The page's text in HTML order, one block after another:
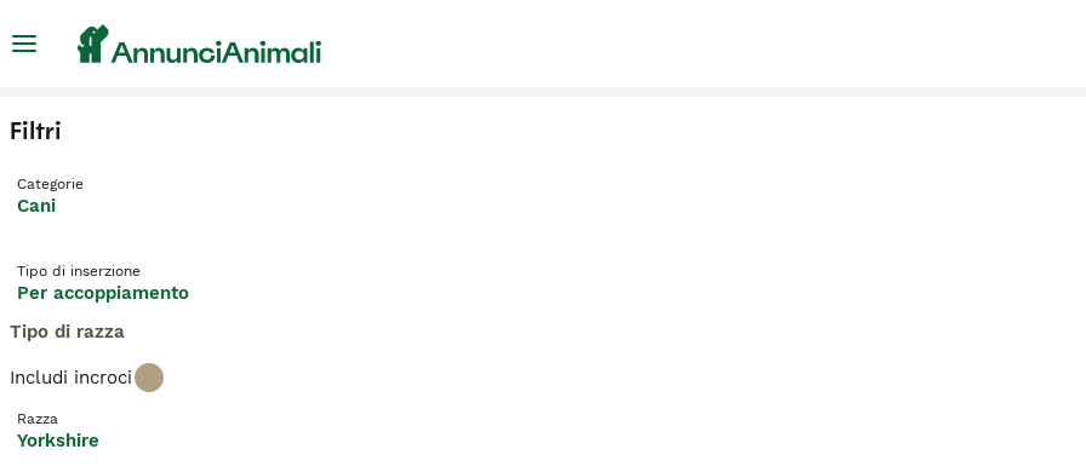
Filtri
Categorie
Cani
Tipo di inserzione
Per accoppiamento
Tipo di razza
Includi incroci
Razza
Yorkshire